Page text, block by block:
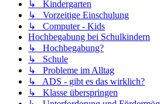
↳ Kindergarten
↳ Vorzeitige Einschulung
↳ Computer - Kids
Hochbegabung bei Schulkindern
↳ Hochbegabung?
↳ Schule
↳ Probleme im Alltag
↳ ADS - gibt es das wirklich?
↳ Klasse überspringen